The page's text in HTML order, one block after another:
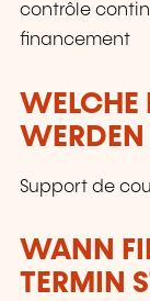
contrôle
financement
WELCHE
WERDEN
Support de
WANN
TERMIN